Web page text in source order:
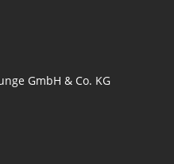
GmbH & Co. KG